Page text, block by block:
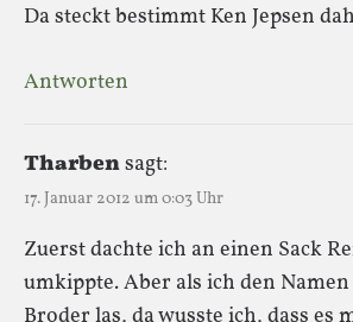
Da steckt bestimmt Ken Jepsen
Antworten
Tharbensagt:
17. Januar 2012 um 0:03 Uhr
Zuerst dachte ich an einen Sack
umkippte. Aber als ich den